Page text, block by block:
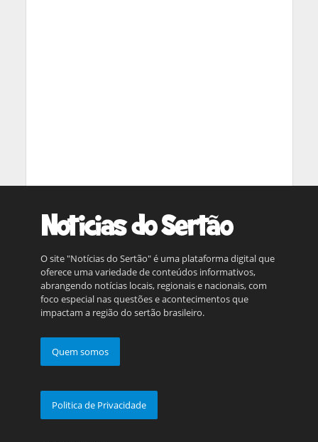
O site "Notícias do Sertão" é uma plataforma digital que
oferece uma variedade de conteúdos informativos,
abrangendo notícias locais, regionais e nacionais, com
foco especial nas questões e acontecimentos que
impactam a região do sertão brasileiro.
Quem somos
Politica de Privacidade